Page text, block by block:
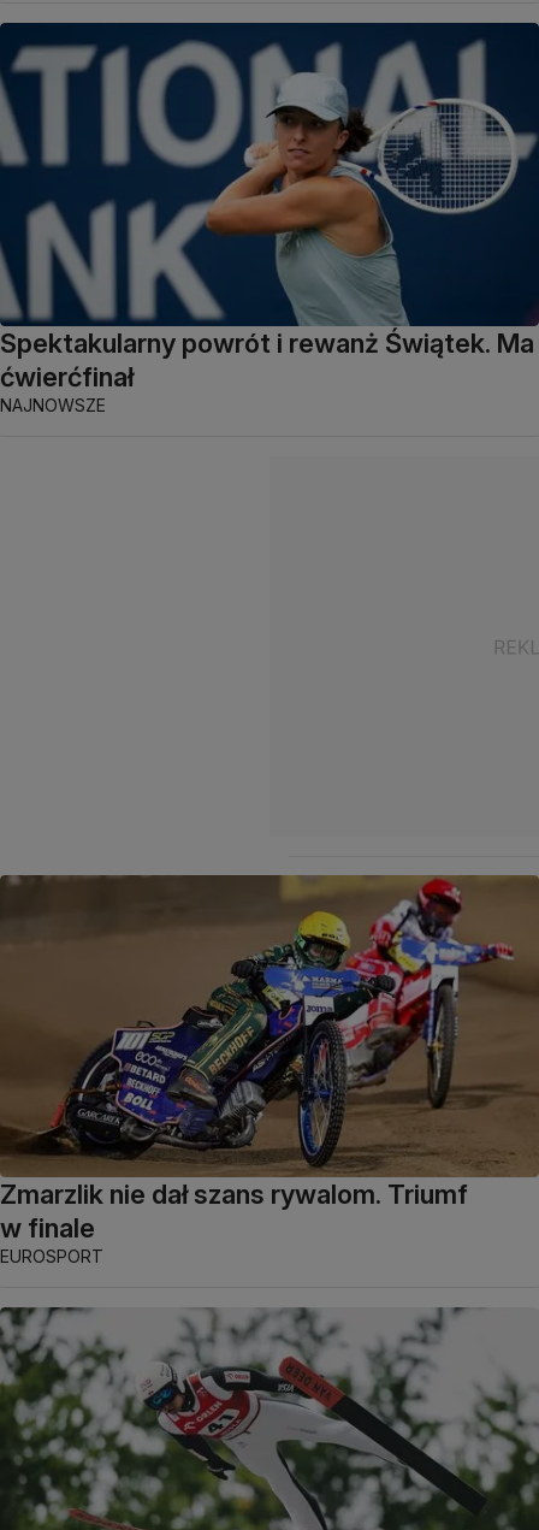
Spektakularny powrót i rewanż Świątek. Ma
ćwierćfinał
NAJNOWSZE
Zmarzlik nie dał szans rywalom. Triumf
w finale
EUROSPORT